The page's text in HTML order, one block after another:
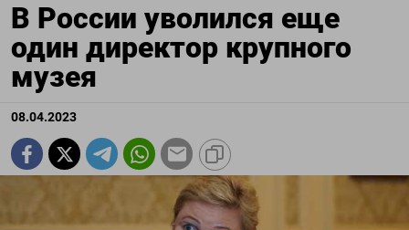
В России уволился еще
один директор крупного
музея
08.04.2023